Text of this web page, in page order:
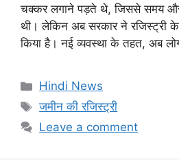
चक्कर लगाने पड़ते थे, जिससे समय और
थी। लेकिन अब सरकार ने रजिस्ट्री के
किया है। नई व्यवस्था के तहत, अब
Categories
Hindi News
Tags
जमीन की रजिस्ट्री
Leave a comment